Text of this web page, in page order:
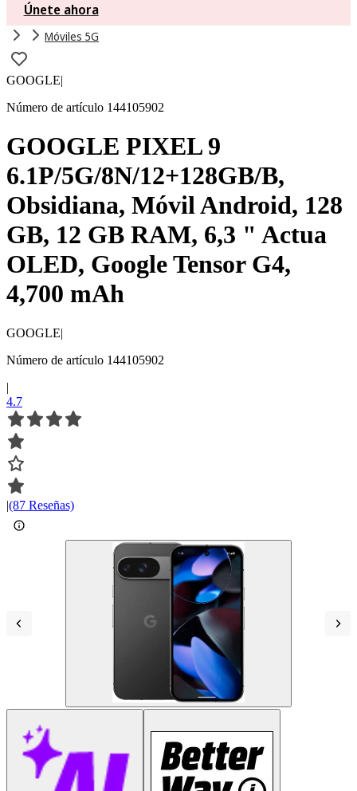
Únete ahora
Móviles 5G
GOOGLE|
Número de artículo 144105902
GOOGLE PIXEL 9
6.1P/5G/8N/12+128GB/B,
Obsidiana, Móvil Android, 128
GB, 12 GB RAM, 6,3 " Actua
OLED, Google Tensor G4,
4,700 mAh
GOOGLE|
Número de artículo 144105902
|
4.7
|(87 Reseñas)